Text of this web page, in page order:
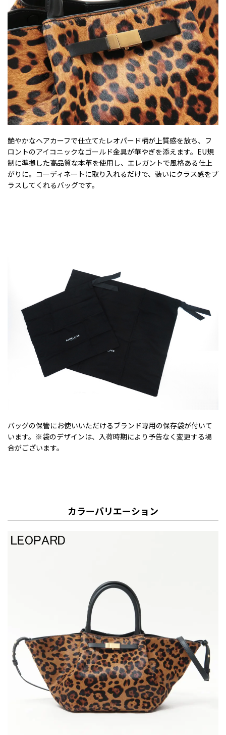
艶やかなヘアカーフで仕立てたレオパード柄が上質感を放ち、フ
ロントのアイコニックなゴールド金具が華やぎを添えます。EU規
制に準拠した高品質な本革を使用し、エレガントで風格ある仕上
がりに。コーディネートに取り入れるだけで、装いにクラス感をプ
ラスしてくれるバッグです。
バッグの保管にお使いいただけるブランド専用の保存袋が付いて
います。※袋のデザインは、入荷時期により予告なく変更する場
合がございます。
カラーバリエーション